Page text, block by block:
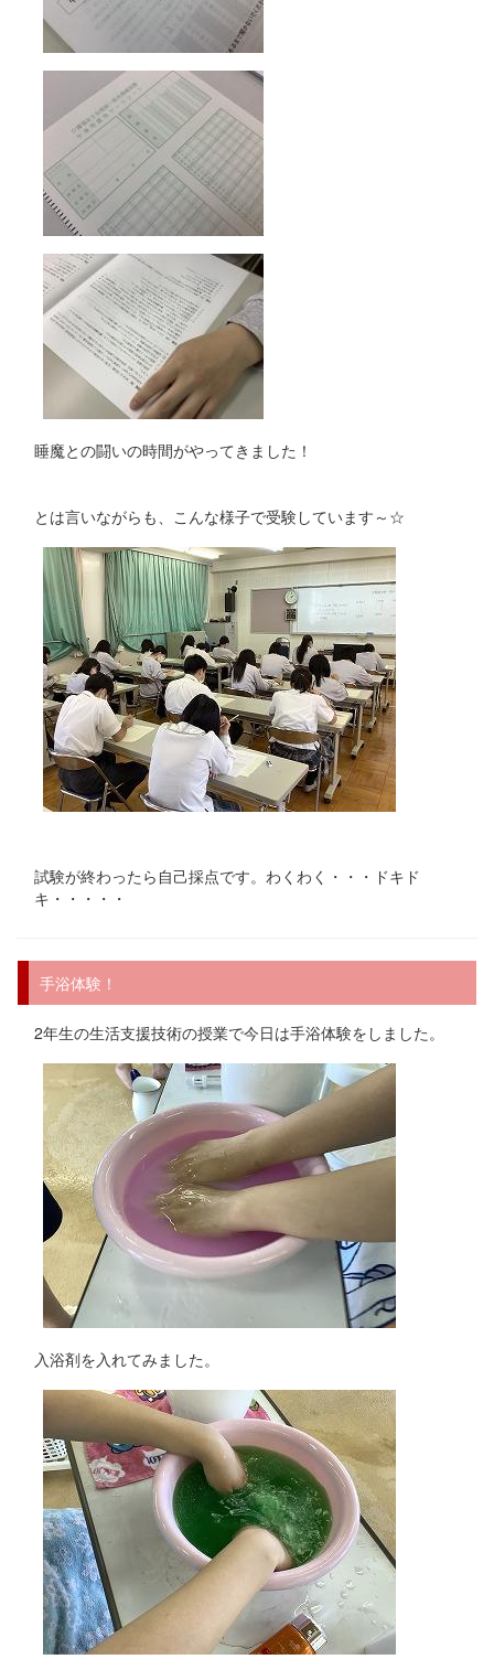
睡魔との闘いの時間がやってきました！
とは言いながらも、こんな様子で受験しています～☆
試験が終わったら自己採点です。わくわく・・・ドキド
キ・・・・・
手浴体験！
2年生の生活支援技術の授業で今日は手浴体験をしました。
入浴剤を入れてみました。